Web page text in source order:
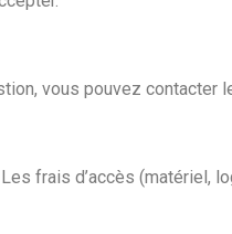
vous pouvez contacter
frais d’accès (matériel,